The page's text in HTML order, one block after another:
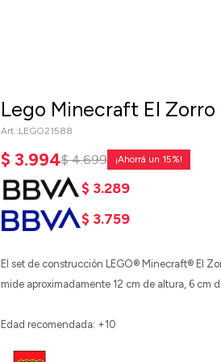
Lego Minecraft El Zorro
LEGO21588
$ 3.994$ 4.699 15
$ 3.289
$ 3.759
El set de construcción LEGO® Minecraft® El
mide aproximadamente 12 cm de altura, 6
Edad recomendada: +10